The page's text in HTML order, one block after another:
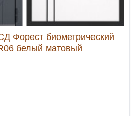
Форест биометрический
белый матовый